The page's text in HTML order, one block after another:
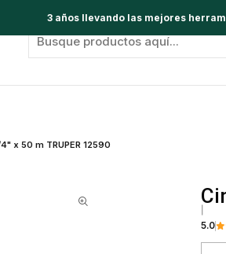
3 años llevando las mejores
x 50 m TRUPER 12590
5.0